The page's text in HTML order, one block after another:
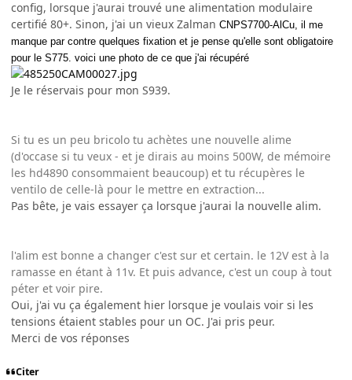
config, lorsque j'aurai trouvé une alimentation modulaire
certifié 80+. Sinon, j'ai un vieux Zalman CNPS7700-AlCu, il me
manque par contre quelques fixation et je pense qu'elle sont obligatoire
pour le S775. voici une photo de ce que j'ai récupéré
Je le réservais pour mon S939.
Si tu es un peu bricolo tu achètes une nouvelle alime
(d'occase si tu veux - et je dirais au moins 500W, de mémoire
les hd4890 consommaient beaucoup) et tu récupères le
ventilo de celle-là pour le mettre en extraction...
Pas bête, je vais essayer ça lorsque j'aurai la nouvelle alim.
l'alim est bonne a changer c'est sur et certain. le 12V est à la
ramasse en étant à 11v. Et puis advance, c'est un coup à tout
péter et voir pire.
Oui, j'ai vu ça également hier lorsque je voulais voir si les
tensions étaient stables pour un OC. J'ai pris peur.
Merci de vos réponses
Citer